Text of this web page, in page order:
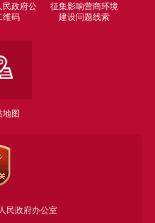
民政府公
维码
征集影响营商环境
建设问题线索
地图
民政府办公室